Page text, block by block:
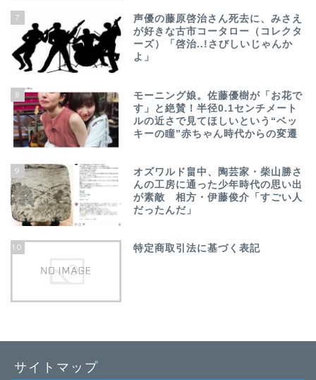
7
声優の藤原啓治さん死去に、みさえ
が好きな古市コータロー（コレクタ
ーズ）「啓治..!さびしいじゃんか
よ」
8
モーニング娘。佐藤優樹が「お花で
す」と絶賛！半径0.1センチメート
ルの近さで見てほしいという“ベッ
キーの瞳”赤ちゃん時代からの変遷
9
オズワルド畠中、陶芸家・柴山勝さ
んの工房に通った少年時代の思い出
が素敵 相方・伊藤俊介「すごい人
だったんだ」
10 特定商取引法に基づく表記
サイトマップ